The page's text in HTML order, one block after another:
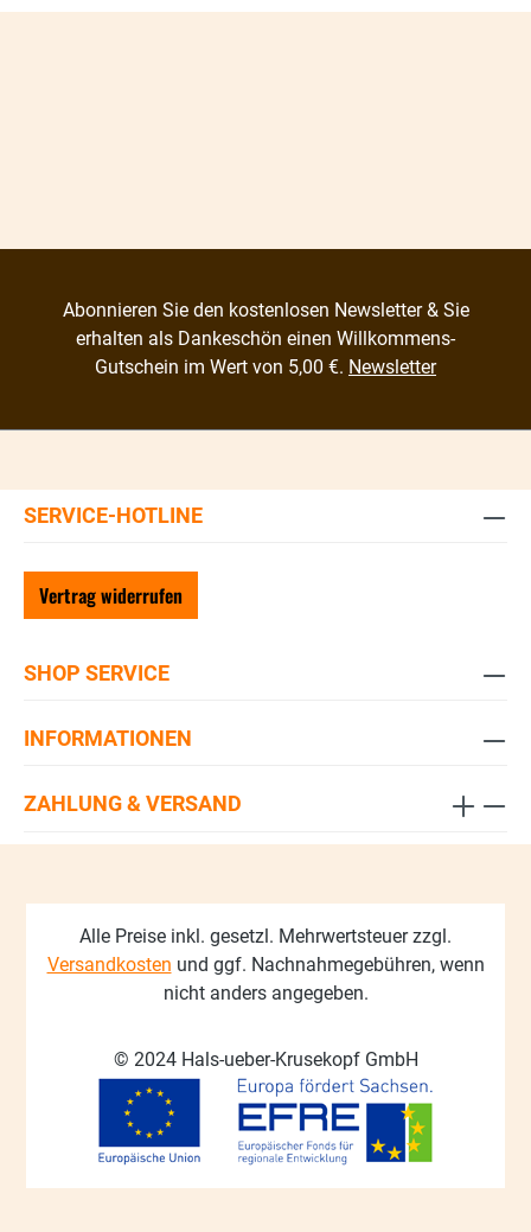
Abonnieren Sie den kostenlosen Newsletter & Sie
erhalten als Dankeschön einen Willkommens-
Gutschein im Wert von 5,00 €. Newsletter
SERVICE-HOTLINE
Vertrag widerrufen
SHOP SERVICE
INFORMATIONEN
ZAHLUNG & VERSAND
Alle Preise inkl. gesetzl. Mehrwertsteuer zzgl.
Versandkosten und ggf. Nachnahmegebühren, wenn
nicht anders angegeben.
© 2024 Hals-ueber-Krusekopf GmbH